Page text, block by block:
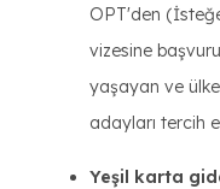
OPT'den
vizesine
yaşayan ve
adayları tercih
Yeşil karta